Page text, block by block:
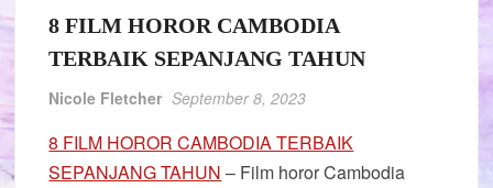
8 FILM HOROR CAMBODIA
TERBAIK SEPANJANG TAHUN
Nicole Fletcher September 8, 2023
8 FILM HOROR CAMBODIA TERBAIK
SEPANJANG TAHUN – Film horor Cambodia